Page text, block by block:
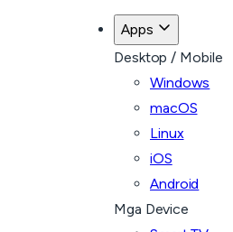
Apps
Desktop / Mobile
Windows
macOS
Linux
iOS
Android
Mga Device